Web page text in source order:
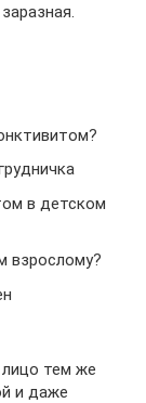
в детском
взрослому?
тем же
и даже